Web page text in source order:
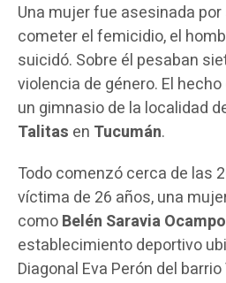
Una mujer fue asesinada
cometer el femicidio, el
suicidó. Sobre él pesaban
violencia de género. El
un gimnasio de la localidad
Talitas en Tucumán.
Todo comenzó cerca de las
víctima de 26 años, una
comoBelén Saravia Ocampo
establecimiento deportivo
Diagonal Eva Perón del